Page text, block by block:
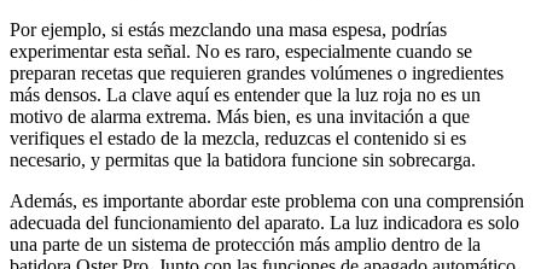
Por ejemplo, si estás mezclando una masa espesa, podrías
experimentar esta señal. No es raro, especialmente cuando se
preparan recetas que requieren grandes volúmenes o ingredientes
más densos. La clave aquí es entender que la luz roja no es un
motivo de alarma extrema. Más bien, es una invitación a que
verifiques el estado de la mezcla, reduzcas el contenido si es
necesario, y permitas que la batidora funcione sin sobrecarga.
Además, es importante abordar este problema con una comprensión
adecuada del funcionamiento del aparato. La luz indicadora es solo
una parte de un sistema de protección más amplio dentro de la